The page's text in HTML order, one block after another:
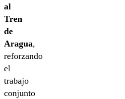
al
Tren
de
Aragua,
reforzando
el
trabajo
conjunto